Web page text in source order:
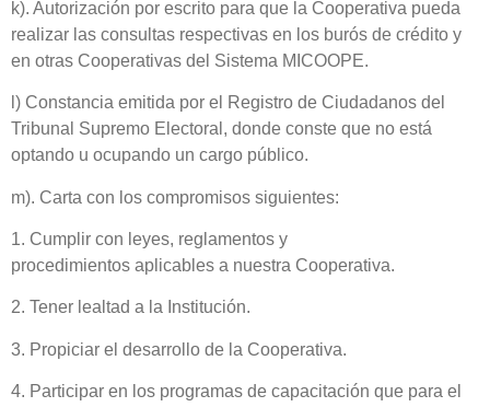
k). Autorización por escrito para que la Cooperativa pueda
realizar las consultas respectivas en los burós de crédito y
en otras Cooperativas del Sistema MICOOPE.
l) Constancia emitida por el Registro de Ciudadanos del
Tribunal Supremo Electoral, donde conste que no está
optando u ocupando un cargo público.
m). Carta con los compromisos siguientes:
1. Cumplir con leyes, reglamentos y
procedimientos aplicables a nuestra Cooperativa.
2. Tener lealtad a la Institución.
3. Propiciar el desarrollo de la Cooperativa.
4. Participar en los programas de capacitación que para el